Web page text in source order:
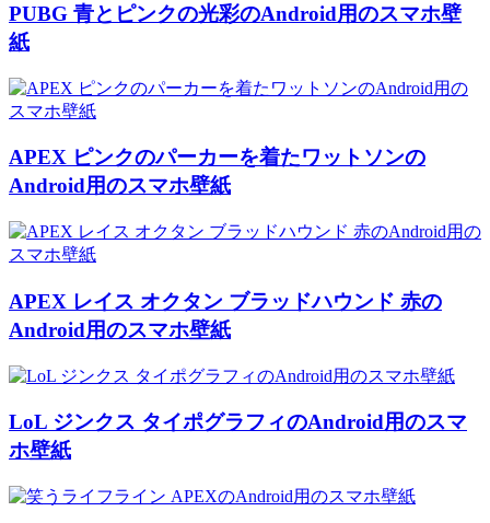
PUBG 青とピンクの光彩のAndroid用のスマホ壁
紙
APEX ピンクのパーカーを着たワットソンの
Android用のスマホ壁紙
APEX レイス オクタン ブラッドハウンド 赤の
Android用のスマホ壁紙
LoL ジンクス タイポグラフィのAndroid用のスマ
ホ壁紙